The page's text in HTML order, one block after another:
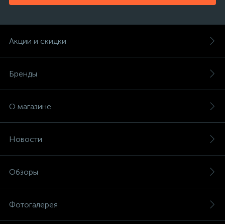
Акции и скидки
Бренды
О магазине
Новости
Обзоры
Фотогалерея